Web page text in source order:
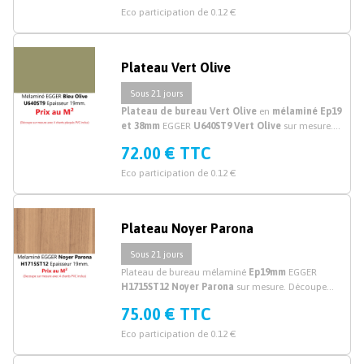
Eco participation de 0.12 €
Sous 21 jours
Plateau Vert Olive
Plateau de bureau Vert Olive en mélaminé Ep19
et 38mm EGGER U640ST9 Vert Olive sur mesure.
mesure.
72.00 € TTC
Eco participation de 0.12 €
Sous 21 jours
Plateau Noyer Parona
Plateau de bureau mélaminé Ep19mm EGGER
H1715ST12 Noyer Parona sur mesure. Découpe
75.00 € TTC
Eco participation de 0.12 €